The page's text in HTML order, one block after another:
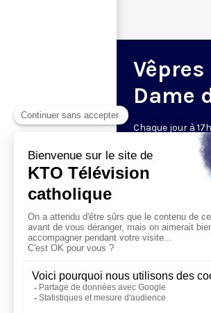
Dame
Chaque jour à
les Vêpres
rouverte. Les
de l’Office divin,
soir. L’office de
l’introduction,
Cantique du
brève, le chant
Magnificat, les
brève oraison.
messe sont
qu’indiquent le